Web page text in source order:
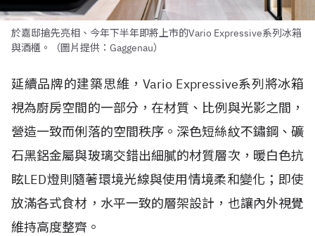
於嘉邸搶先亮相、今年下半年即將上市的Vario Expressive系列冰箱
與酒櫃。（圖片提供：Gaggenau）
延續品牌的建築思維，Vario Expressive系列將冰箱
視為廚房空間的一部分，在材質、比例與光影之間，
營造一致而俐落的空間秩序。深色短絲紋不鏽鋼、礦
石黑鋁金屬與玻璃交錯出細膩的材質層次，暖白色抗
眩LED燈則隨著環境光線與使用情境柔和變化；即使
放滿各式食材，水平一致的層架設計，也讓內外視覺
維持高度整齊。